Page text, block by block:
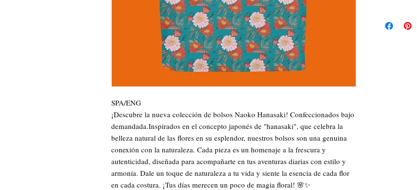
SPA/ENG
¡Descubre la nueva colección de bolsos Naoko Hanasaki! Confeccionados bajo
demandada.Inspirados en el concepto japonés de "hanasaki", que celebra la
belleza natural de las flores en su esplendor, nuestros bolsos son una genuina
conexión con la naturaleza. Cada pieza es un homenaje a la frescura y
autenticidad, diseñada para acompañarte en tus aventuras diarias con estilo y
armonía. Dale un toque de naturaleza a tu vida y siente la esencia de cada flor
en cada costura. ¡Tus días merecen un poco de magia floral! 🌸✨